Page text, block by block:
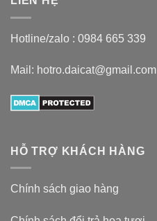
Hotline/zalo : 0984 665 339
Mail: hotro.daicat@gmail.com
HỖ TRỢ KHÁCH HÀNG
Chính sách giao hàng